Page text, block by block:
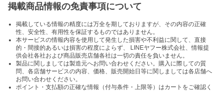
掲載商品情報の免責事項について
掲載している情報の精度には万全を期しておりますが、その内容の正確
性、安全性、有用性を保証するものではありません。
本サービスの情報内容を使用して発生した損害や不利益に関して、直接
的・間接的あるいは損害の程度によらず、 LINEヤフー株式会社、情報提
供会社各社および商品販売店舗各社は一切の責任を負いません。
製品に関しましては製造元へお問い合わせください。購入に際しての質
問、各店舗サービスの内容、価格、販売開始日等に関しましては各店舗へ
お問い合わせください。
ポイント・支払額の正確な情報（付与条件・上限等）はカートをご確認く